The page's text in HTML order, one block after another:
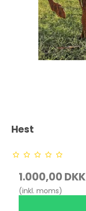
Hest
1.000,00 DKK
(inkl. moms)